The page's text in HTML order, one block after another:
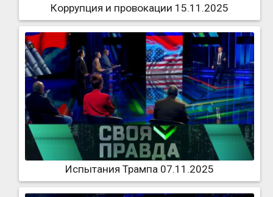
Коррупция и провокации 15.11.2025
Испытания Трампа 07.11.2025